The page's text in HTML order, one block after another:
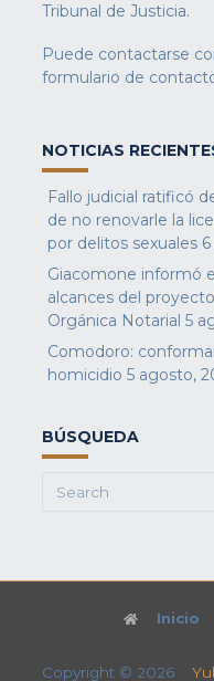
Tribunal de Justicia.
Puede contactarse
formulario de
NOTICIAS
Fallo judicial ratificó
de no renovarle la
por delitos sexuales
Giacomone informó
alcances del
Orgánica Notarial 5
Comodoro:
homicidio 5 agosto,
BÚSQUEDA
Search
Inicio
Copyright © 2026